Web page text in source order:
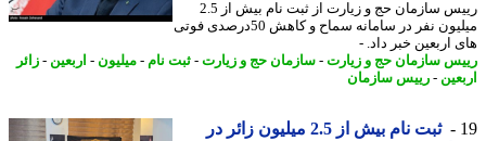
رییس سازمان حج و زیارت از ثبت نام بیش از 2.5
میلیون نفر در سامانه سماح و کاهش 50درصدی فوتی
اربعین خبر داد. -
سازمان حج و زیارت- سازمان حج و زیارت- ثبت نام-میلیون-اربعین -زائر
-رییس سازمان
ثبت نام بیش از 2.5 میلیون زائر در